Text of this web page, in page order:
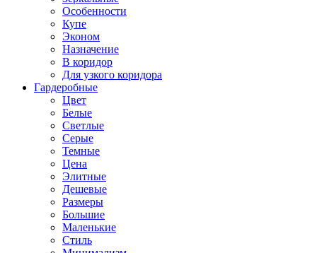
Особенности
Купе
Эконом
Назначение
В коридор
Для узкого коридора
Гардеробные
Цвет
Белые
Светлые
Серые
Темные
Цена
Элитные
Дешевые
Размеры
Большие
Маленькие
Стиль